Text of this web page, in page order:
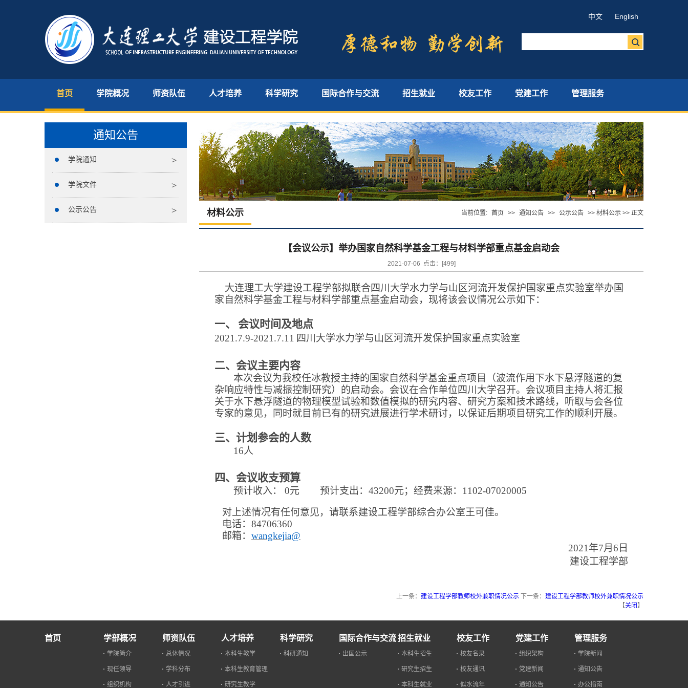
中文 English
首页 学院概况 师资队伍 人才培养 科学研究 国际合作与交流 招生就业 校友工作 党建工作 管理服务
通知公告
学院通知
学院文件
公示公告 材料公示 当前位置: 首页 >> 通知公告 >> 公示公告 >> 材料公示 >> 正文
【会议公示】举办国家自然科学基金工程与材料学部重点基金启动会
2021-07-06 点击：[499]
大连理工大学建设工程学部拟联合四川大学水力学与山区河流开发保护国家重点实验室举办国
家 自然科学基金工程与材料学部重点基金启动会，现将该会议情况公示如下：
一、 会议时间及地点
2021.7.9-2021.7.11 四川大学水力学与山区河流开发保护国家重点实验室
二、 会议主要内容
本次会议为我校任冰教授主持的国家自然科学基金重点项目（波流作用下水下悬浮隧道的复
杂响应特性与减振控制研究）的启动会。会议在合作单位四川大学召开。会议项目主持人将汇报
关于水下悬浮隧道的物理模型试验和数值模拟的研究内容、研究方案和技术路线，听取与会各位
专家的意见，同时就目前已有的研究进展进行学术研讨，以保证后期项目研究工作的顺利开展。
三、 计划参会的人数
16人
四、 会议收支预算
预计收入： 0元 预计支出： 43200元；经费来源： 1102-07020005
对上述情况有任何意见，请联系建设工程学部综合办公室王可佳。
电话： 84706360
邮箱： wangkejia@
2021 年7月 6 日
建设工程学部
上一条： 建设工程学部教师校外兼职情况公示 下一条： 建设工程学部教师校外兼职情况公示
【关闭 】
首页 学部概况
学院简介
现任领导
组织机构
师资队伍
总体情况
学科分布
人才引进
人才培养
本科生教学
本科生教育管理
研究生教学
科学研究
科研通知
国际合作与交流
出国公示
招生就业
本科生招生
研究生招生
本科生就业
校友工作
校友名录
校友通讯
似水流年
党建工作
组织架构
党建新闻
通知公告
管理服务
学院新闻
通知公告
办公指南